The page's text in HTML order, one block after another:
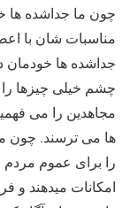
چون ما جداشده ها
مناسبات شان با
جداشده ها خودمان
چشم خیلی چیزها
مجاهدین را می
ها می ترسند. چون
را برای عموم مردم
امکانات میدهند